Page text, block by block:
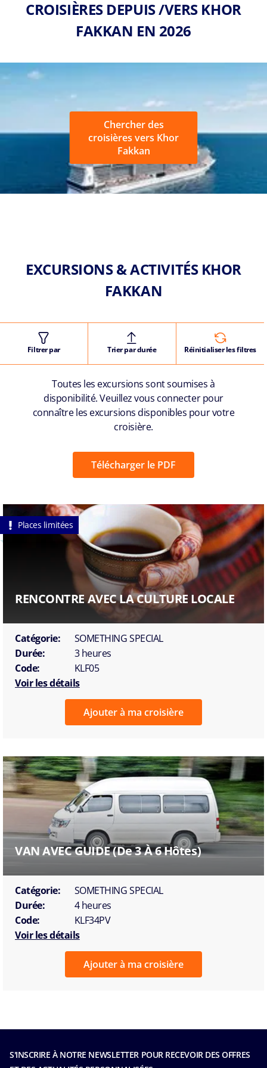
CROISIÈRES DEPUIS /VERS KHOR
FAKKAN EN 2026
Chercher des
croisières vers Khor
Fakkan
EXCURSIONS & ACTIVITÉS KHOR
FAKKAN
Filtrer par Trier par durée Réinitialiser les filtres
Toutes les excursions sont soumises à
disponibilité. Veuillez vous connecter pour
connaître les excursions disponibles pour votre
croisière.
Télécharger le PDF
Places limitées
RENCONTRE AVEC LA CULTURE LOCALE
Catégorie:
SOMETHING SPECIAL
Durée:
3 heures
Code:
KLF05
Voir les détails
Ajouter à ma croisière
VAN AVEC GUIDE (de 3 À 6 Hôtes)
Catégorie:
SOMETHING SPECIAL
Durée:
4 heures
Code:
KLF34PV
Voir les détails
Ajouter à ma croisière
S'INSCRIRE À NOTRE NEWSLETTER POUR RECEVOIR DES OFFRES